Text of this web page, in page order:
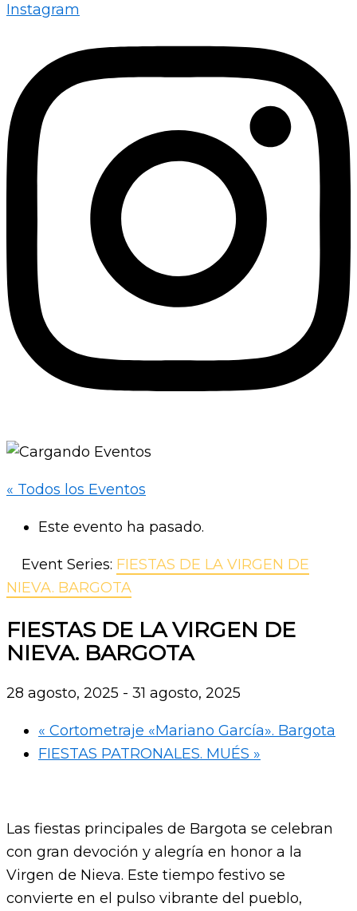
Instagram
« Todos los Eventos
Este evento ha pasado.
Event Series: FIESTAS DE LA VIRGEN DE
NIEVA. BARGOTA
FIESTAS DE LA VIRGEN DE
NIEVA. BARGOTA
28 agosto, 2025 - 31 agosto, 2025
« Cortometraje «Mariano García». Bargota
FIESTAS PATRONALES. MUÉS »
Las fiestas principales de Bargota se celebran
con gran devoción y alegría en honor a la
Virgen de Nieva. Este tiempo festivo se
convierte en el pulso vibrante del pueblo,